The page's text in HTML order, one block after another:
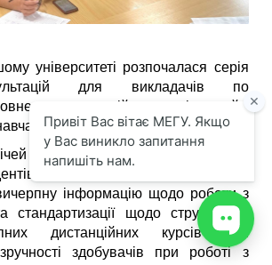
університеті розпочалася серія
для викладачів по
дистанційних курсів в сайті
університету Moodle.
працівники відділу координації
з елементами дистанційної
інформацію щодо роботи з
щодо структури і
дистанційних курсів для
здобувачів при роботі з